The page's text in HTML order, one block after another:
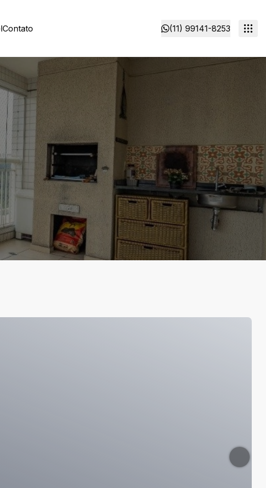
Contato (11) 99141-8253